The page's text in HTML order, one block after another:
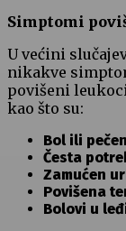
Simptomi
U većini
nikakve
povišeni
kao što su:
Bol ili
Česta
Zamućen
Povišena
Bolovi u